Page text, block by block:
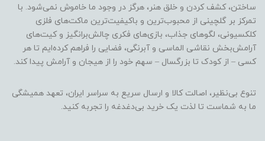
ساختن، کشف کردن و خلق هنر، هرگز در وجود ما خاموش نمی‌شود. با
تمرکز بر گلچینی از محبوب‌ترین و باکیفیت‌ترین ماکت‌های فلزی
کلکسیونی، لگوهای جذاب، بازی‌های فکری چالش‌برانگیز و کیت‌های
آرامش‌بخش نقاشی الماسی و آبرنگی، فضایی را فراهم کرده‌ایم تا هر
کسی – از کودک تا بزرگسال – سهم خود را از هیجان و آرامش پیدا کند.
تنوع بی‌نظیر، اصالت کالا و ارسال سریع به سراسر ایران، تعهد همیشگی
ما به شماست تا لذت یک خرید بی‌دغدغه را تجربه کنید.